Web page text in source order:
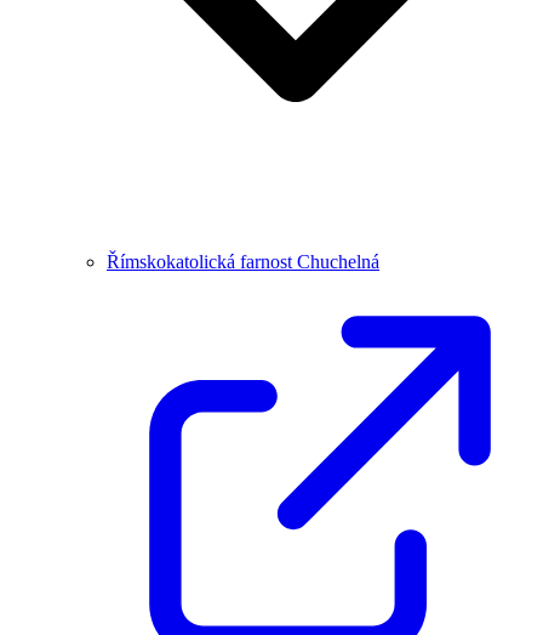
Římskokatolická farnost Chuchelná